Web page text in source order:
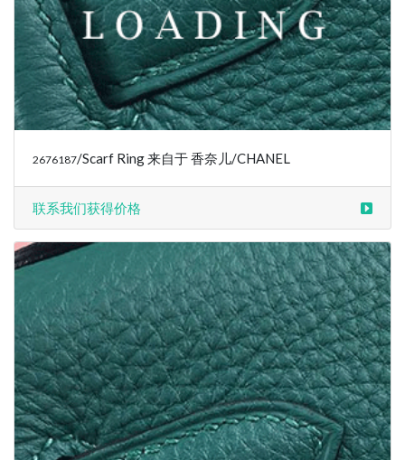
2676187/Scarf Ring 来自于 香奈儿/CHANEL
联系我们获得价格